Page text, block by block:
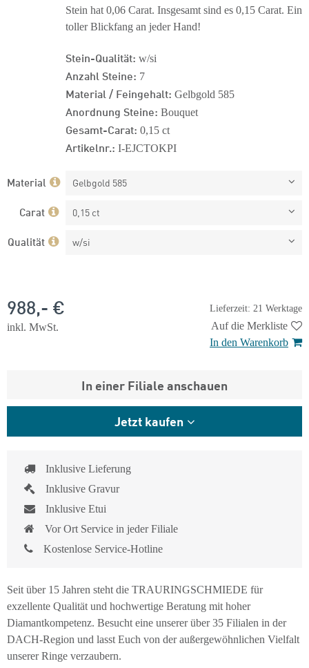
Stein hat 0,06 Carat. Insgesamt sind es 0,15 Carat. Ein
toller Blickfang an jeder Hand!
Stein-Qualität: w/si
Anzahl Steine: 7
Material / Feingehalt: Gelbgold 585
Anordnung Steine: Bouquet
Gesamt-Carat: 0,15 ct
Artikelnr.: I-EJCTOKPI
Material Gelbgold 585
Carat 0,15 ct
Qualität w/si
Lieferzeit: 21 Werktage
988,- €
inkl. MwSt.
Auf die Merkliste
In den Warenkorb
In einer Filiale anschauen
Jetzt kaufen
Inklusive Lieferung
Inklusive Gravur
Inklusive Etui
Vor Ort Service in jeder Filiale
Kostenlose Service-Hotline
Seit über 15 Jahren steht die TRAURINGSCHMIEDE für
exzellente Qualität und hochwertige Beratung mit hoher
Diamantkompetenz. Besucht eine unserer über 35 Filialen in der
DACH-Region und lasst Euch von der außergewöhnlichen Vielfalt
unserer Ringe verzaubern.